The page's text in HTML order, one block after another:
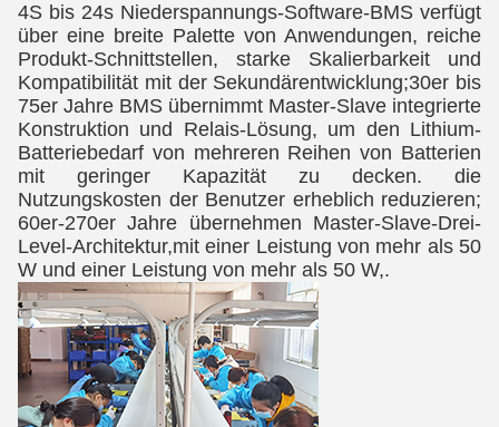
4S bis 24s Niederspannungs-Software-BMS verfügt
über eine breite Palette von Anwendungen, reiche
Produkt-Schnittstellen, starke Skalierbarkeit und
Kompatibilität mit der Sekundärentwicklung;30er bis
75er Jahre BMS übernimmt Master-Slave integrierte
Konstruktion und Relais-Lösung, um den Lithium-
Batteriebedarf von mehreren Reihen von Batterien
mit geringer Kapazität zu decken. die
Nutzungskosten der Benutzer erheblich reduzieren;
60er-270er Jahre übernehmen Master-Slave-Drei-
Level-Architektur,mit einer Leistung von mehr als 50
W und einer Leistung von mehr als 50 W,.